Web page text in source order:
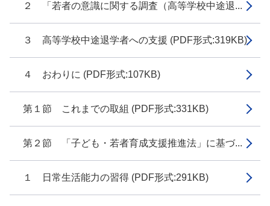
２ 「若者の意識に関する調査（高等学校中途退...
３ 高等学校中途退学者への支援 (PDF形式:319KB)
４ おわりに (PDF形式:107KB)
第１節 これまでの取組 (PDF形式:331KB)
第２節 「子ども・若者育成支援推進法」に基づ...
１ 日常生活能力の習得 (PDF形式:291KB)